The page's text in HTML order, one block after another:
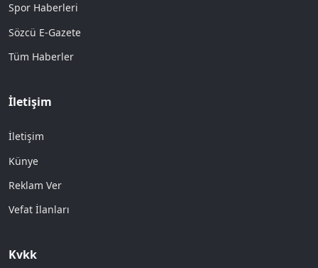
Spor Haberleri
Sözcü E-Gazete
Tüm Haberler
İletişim
İletişim
Künye
Reklam Ver
Vefat İlanları
Kvkk